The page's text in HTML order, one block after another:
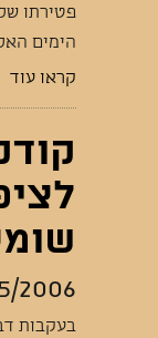
פטירתו של
הימים
קראו עוד
2006
בעקבות